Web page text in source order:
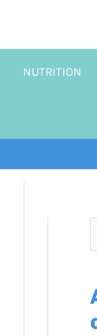
NUTRITION